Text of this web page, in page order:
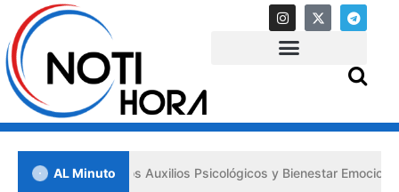
AL Minuto
los «Primeros Auxilios Psicológicos y Bienestar Emocional» ante